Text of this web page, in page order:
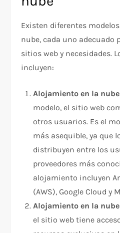
Existen diferentes
nube, cada uno adecuado
sitios web y necesidades.
incluyen:
Alojamiento en la
modelo, el sitio web
otros usuarios. Es el
más asequible, ya que
distribuyen entre los
proveedores más
alojamiento incluyen
(AWS), Google Cloud y
Alojamiento en la
el sitio web tiene